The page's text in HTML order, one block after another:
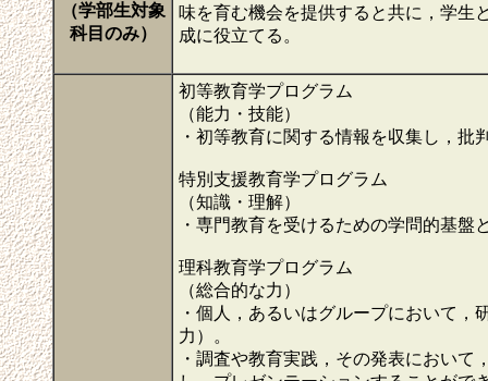
（学部生対象
科目のみ）
味を育む機会を提供すると共に，学生
成に役立てる。
初等教育学プログラム
（能力・技能）
・初等教育に関する情報を収集し，
特別支援教育学プログラム
（知識・理解）
・専門教育を受けるための学問的基
理科教育学プログラム
（総合的な力）
・個人，あるいはグループにおいて
力）。
・調査や教育実践，その発表におい